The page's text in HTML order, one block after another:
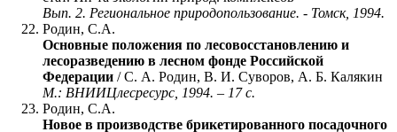
Вып. 2. Региональное природопользование. - Томск, 1994.
Родин, С.А.
Основные положения по лесовосстановлению и
лесоразведению в лесном фонде Российской
Федерации / С. А. Родин, В. И. Суворов, А. Б. Калякин
М.: ВНИИЦлесресурс, 1994. – 17 с.
Родин, С.А.
Новое в производстве брикетированного посадочного